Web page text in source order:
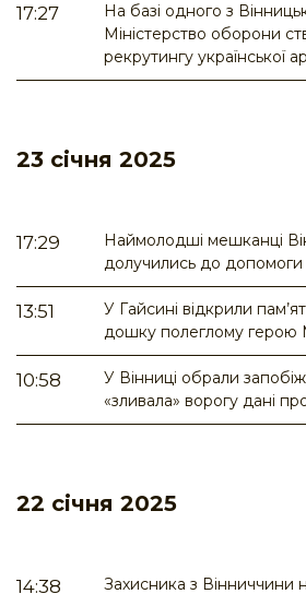
17:27
На базі одного з
Міністерство оборони
рекрутингу української
23 січня 2025
17:29
Наймолодші мешканці
долучились до
13:51
У Гайсині відкрили
дошку полеглому
10:58
У Вінниці обрали
«зливала» ворогу дані
22 січня 2025
14:38 Захисника з Вінниччини